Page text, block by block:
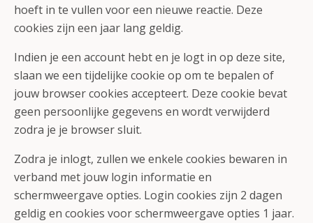
hoeft in te vullen voor een nieuwe reactie. Deze
cookies zijn een jaar lang geldig.
Indien je een account hebt en je logt in op deze site,
slaan we een tijdelijke cookie op om te bepalen of
jouw browser cookies accepteert. Deze cookie bevat
geen persoonlijke gegevens en wordt verwijderd
zodra je je browser sluit.
Zodra je inlogt, zullen we enkele cookies bewaren in
verband met jouw login informatie en
schermweergave opties. Login cookies zijn 2 dagen
geldig en cookies voor schermweergave opties 1 jaar.